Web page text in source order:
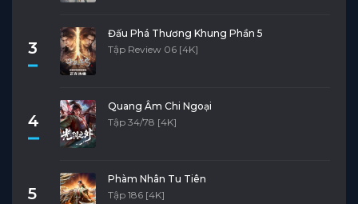
3
Đấu Phá Thương Khung Phần 5
Tập Review 06 [4K]
4
Quang Âm Chi Ngoại
Tập 34/78 [4K]
5
Phàm Nhân Tu Tiên
Tập 186 [4K]